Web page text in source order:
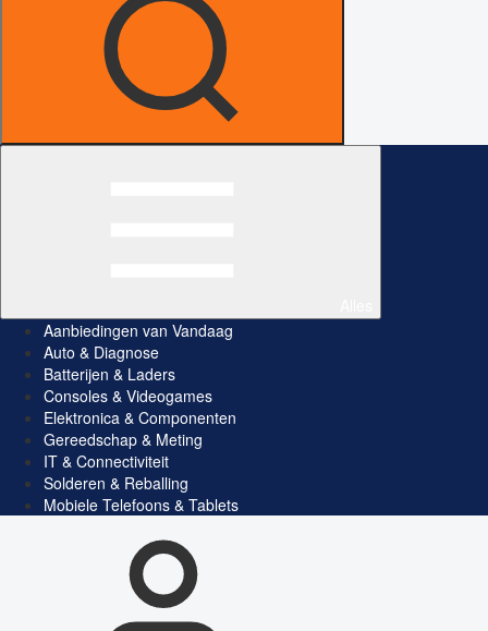
Aanbiedingen van Vandaag
Auto & Diagnose
Batterijen & Laders
Consoles & Videogames
Elektronica & Componenten
Gereedschap & Meting
IT & Connectiviteit
Solderen & Reballing
Mobiele Telefoons & Tablets